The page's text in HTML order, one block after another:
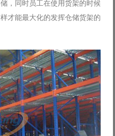
，同时员工在使用货架的时候
才能最大化的发挥仓储货架的